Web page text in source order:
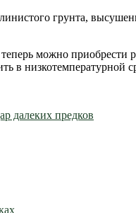
грунта,
можно приобрести
в
далеких предков